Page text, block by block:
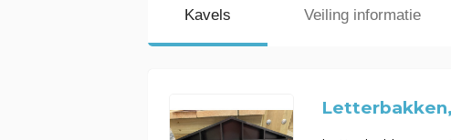
Kavels Veiling informatie